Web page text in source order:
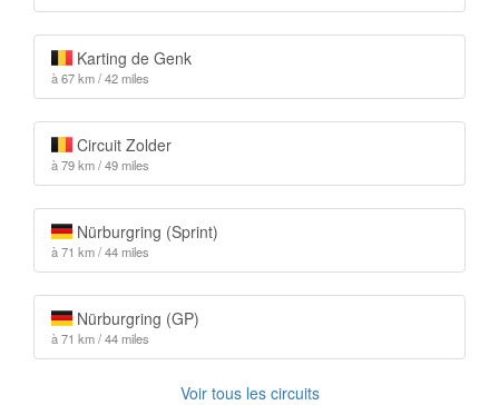
Karting de Genk
à 67 km / 42 miles
Circuit Zolder
à 79 km / 49 miles
Nürburgring (Sprint)
à 71 km / 44 miles
Nürburgring (GP)
à 71 km / 44 miles
Voir tous les circuits